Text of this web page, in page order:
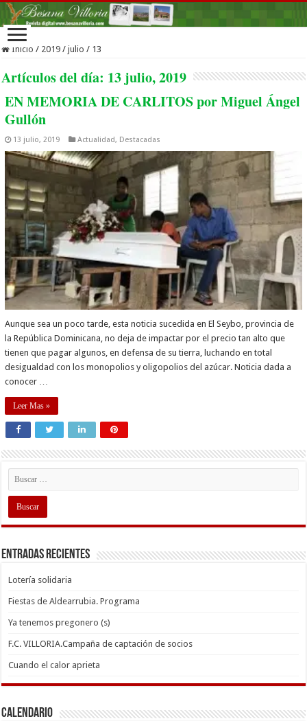
Inicio / 2019 / julio / 13
Artículos del día: 13 julio, 2019
EN MEMORIA DE CARLITOS por Miguel Ángel
Gullón
13 julio, 2019 Actualidad, Destacadas
Aunque sea un poco tarde, esta noticia sucedida en El Seybo, provincia de
la República Dominicana, no deja de impactar por el precio tan alto que
tienen que pagar algunos, en defensa de su tierra, luchando en total
desigualdad con los monopolios y oligopolios del azúcar. Noticia dada a
conocer …
Leer Mas »
Entradas recientes
Lotería solidaria
Fiestas de Aldearrubia. Programa
Ya tenemos pregonero (s)
F.C. VILLORIA.Campaña de captación de socios
Cuando el calor aprieta
Calendario